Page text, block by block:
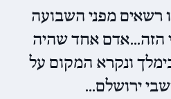
רשאים מפני השבועה
הזה…אדם אחד שהיה
ונקרא המקום על
ירושלם…